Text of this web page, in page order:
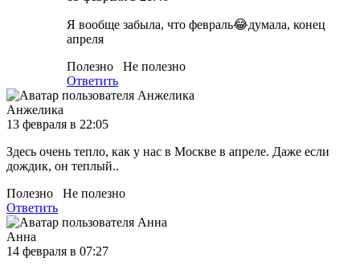
Я вообще забыла, что февраль😂думала, конец
апреля
Полезно
Не полезно
Ответить
Анжелика
13 февраля в 22:05
Здесь очень тепло, как у нас в Москве в апреле. Даже если
дождик, он теплый..
Полезно
Не полезно
Ответить
Анна
14 февраля в 07:27